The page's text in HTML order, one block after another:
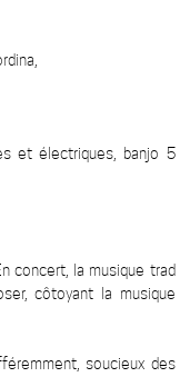
et électriques, banjo 5
concert, la musique trad
côtoyant la musique
soucieux des